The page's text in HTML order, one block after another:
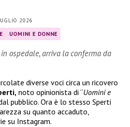
2026
UOMINI E DONNE
ospedale, arriva la conferma da
diverse voci circa un ricovero
noto opinionista di “Uomini e
pubblico. Ora è lo stesso Sperti
su quanto accaduto,
su Instagram.